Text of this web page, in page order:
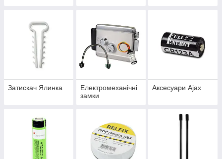
Затискач Ялинка
Електромеханічні
замки
Аксесуари Ajax